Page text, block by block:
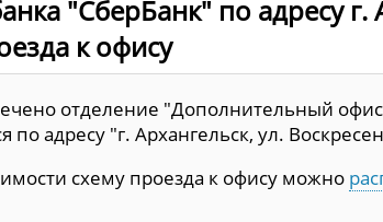
"СберБанк" по адресу г.
к офису
отделение "Дополнительный
по адресу "г. Архангельск, ул.
схему проезда к офису можно